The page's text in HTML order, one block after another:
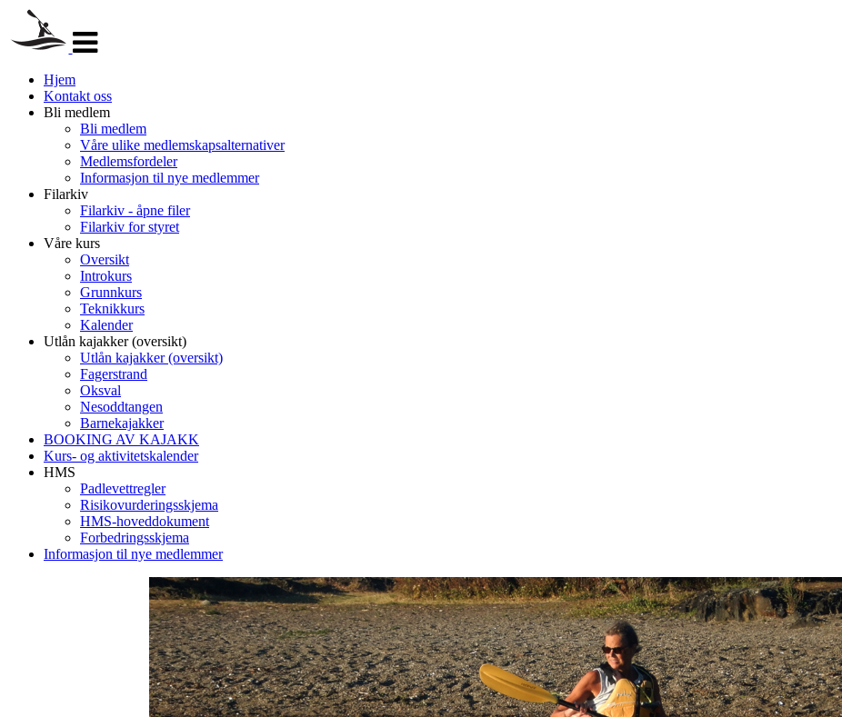
navigasjon
Hjem
Kontakt oss
Bli medlem
Bli medlem
Våre ulike medlemskapsalternativer
Medlemsfordeler
Informasjon til nye medlemmer
Filarkiv
Filarkiv - åpne filer
Filarkiv for styret
Våre kurs
Oversikt
Introkurs
Grunnkurs
Teknikkurs
Kalender
Utlån kajakker (oversikt)
Utlån kajakker (oversikt)
Fagerstrand
Oksval
Nesoddtangen
Barnekajakker
BOOKING AV KAJAKK
Kurs- og aktivitetskalender
HMS
Padlevettregler
Risikovurderingsskjema
HMS-hoveddokument
Forbedringsskjema
Informasjon til nye medlemmer